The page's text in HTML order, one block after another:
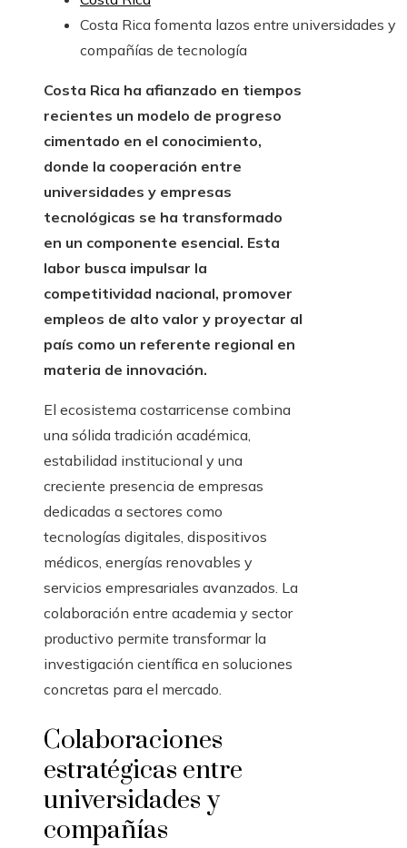
Costa Rica fomenta lazos entre universidades y
compañías de tecnología
Costa Rica ha afianzado en tiempos
recientes un modelo de progreso
cimentado en el conocimiento,
donde la cooperación entre
universidades y empresas
tecnológicas se ha transformado
en un componente esencial. Esta
labor busca impulsar la
competitividad nacional, promover
empleos de alto valor y proyectar al
país como un referente regional en
materia de innovación.
El ecosistema costarricense combina
una sólida tradición académica,
estabilidad institucional y una
creciente presencia de empresas
dedicadas a sectores como
tecnologías digitales, dispositivos
médicos, energías renovables y
servicios empresariales avanzados. La
colaboración entre academia y sector
productivo permite transformar la
investigación científica en soluciones
concretas para el mercado.
Colaboraciones
estratégicas entre
universidades y
compañías